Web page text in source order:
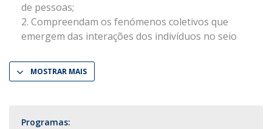
de pessoas;
Compreendam os fenómenos coletivos que
emergem das interações dos indivíduos no seio
MOSTRAR MAIS
Programas: